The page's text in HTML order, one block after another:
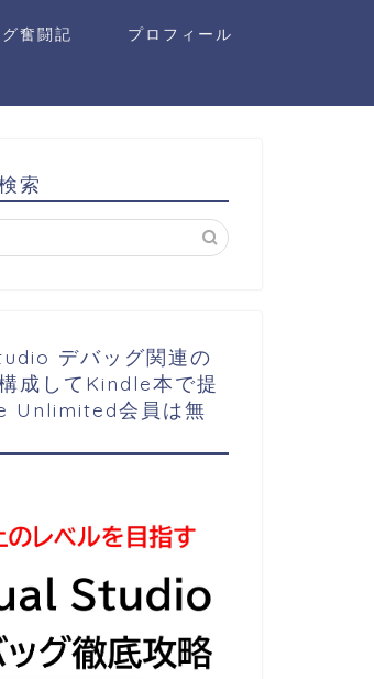
奮闘記 プロフィール
索
デバッグ関連の
成してKindle本で提
Unlimited会員は無